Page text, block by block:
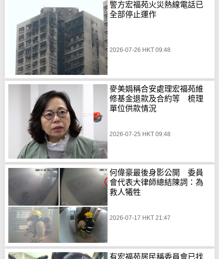
警方宏福苑火災熱線電話已
全部停止運作
2026-07-26 HKT 09:48
麥美娟稱合安處理宏福苑維
修基金退款及合約等 梳理
單位供款情況
2026-07-25 HKT 09:48
何偉豪最後身影公開 委員
會代表大律師總結陳詞：為
救人犧牲
2026-07-17 HKT 21:47
有宏福苑居民稱委員會已找